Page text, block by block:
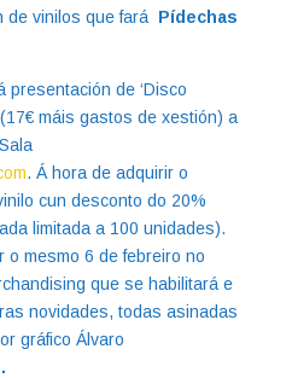
vinilos que fará Pídechas
de ‘Disco
máis gastos de xestión) a
. Á hora de adquirir o
cun desconto do 20%
limitada a 100 unidades).
mesmo 6 de febreiro no
que se habilitará e
novidades, todas asinadas
gráfico Álvaro
.